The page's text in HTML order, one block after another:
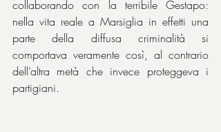
collaborando con la terribile Gestapo:
nella vita reale a Marsiglia in effetti una
parte della diffusa criminalità si
comportava veramente così, al contrario
dell’altra metà che invece proteggeva i
partigiani.